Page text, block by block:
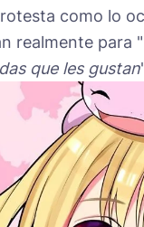
como lo
realmente para "
que les gustan